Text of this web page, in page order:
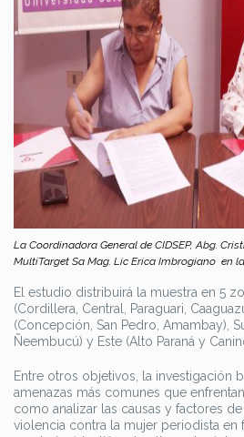
La Coordinadora General de CIDSEP, Abg.
MultiTarget Sa Mag. Lic Erica Imbrogiano en
El estudio distribuirá la muestra en 5
(Cordillera, Central, Paraguari,
(Concepción, San Pedro, Amambay),
Ñeembucú) y Este (Alto Paraná y
Entre otros objetivos, la investigación
amenazas más comunes que
como analizar las causas y factores
violencia contra la mujer periodista en